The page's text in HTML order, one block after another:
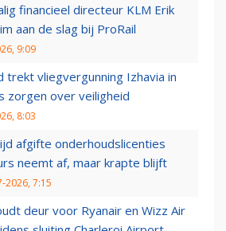
financieel directeur KLM Erik
aan de slag bij ProRail
9:09
trekt vliegvergunning Izhavia in
zorgen over veiligheid
8:03
afgifte onderhoudslicenties
neemt af, maar krapte blijft
2026, 7:15
deur voor Ryanair en Wizz Air